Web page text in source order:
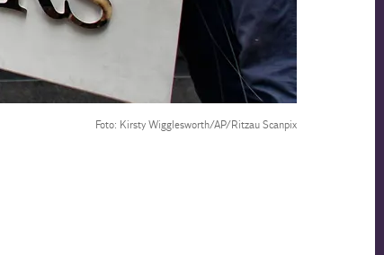
Foto: Kirsty Wigglesworth/AP/Ritzau Scanpix